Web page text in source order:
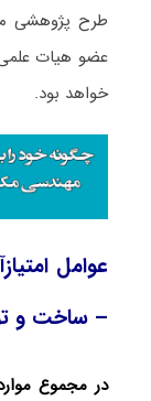
طرح پژوهشی
عضو هیات
خواهد بود.
عوامل
– ساخت و
در مجموع